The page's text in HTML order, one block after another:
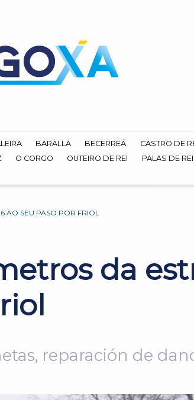
BARALLA BECERREÁ CASTRO DE
O CORGO OUTEIRO DE REI PALAS DE REI
AO SEU PASO POR FRIOL
da
reparación de